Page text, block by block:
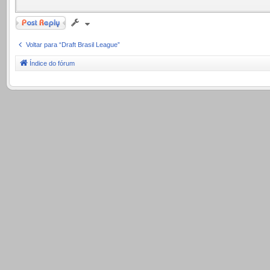
Responder
Voltar para “Draft Brasil League”
Índice do fórum
.